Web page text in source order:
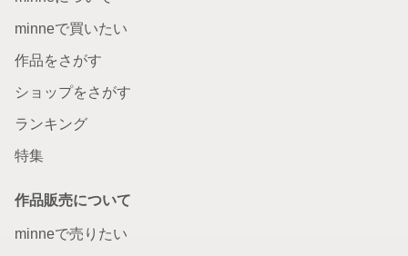
minneで買いたい
作品をさがす
ショップをさがす
ランキング
特集
作品販売について
minneで売りたい